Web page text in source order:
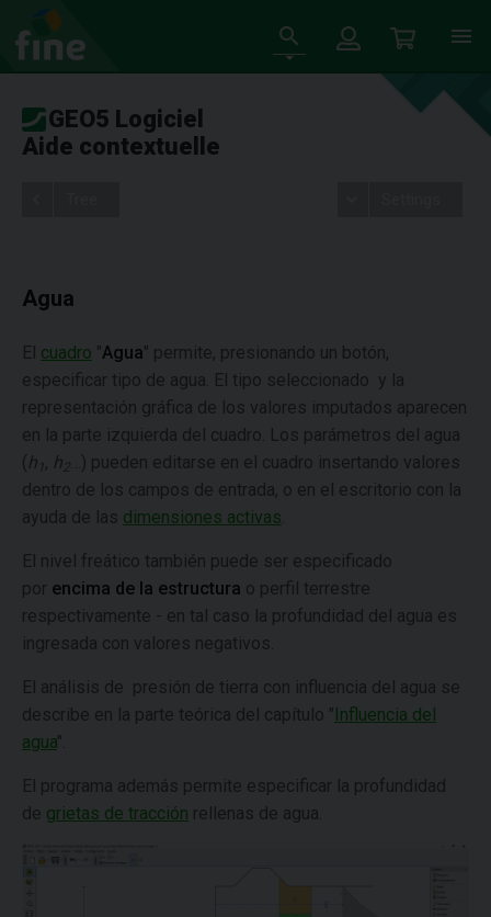
GEO5 Logiciel
Aide contextuelle
Agua
El cuadro "Agua" permite, presionando un botón,
especificar tipo de agua. El tipo seleccionado y la
representación gráfica de los valores imputados aparecen
en la parte izquierda del cuadro. Los parámetros del agua
( h 1, h2
…) pueden editarse en el cuadro insertando valores
dentro de los campos de entrada, o en el escritorio con la
ayuda de las dimensiones activas
El nivel freático también puede ser especificado
por encima de la estructura o perfil terrestre
respectivamente - en tal caso la profundidad del agua es
ingresada con valores negativos.
El análisis de presión de tierra con influencia del agua se
describe en la parte teórica del capítulo "Influencia del
agua".
El programa además permite especificar la profundidad
de grietas de tracción rellenas de agua.